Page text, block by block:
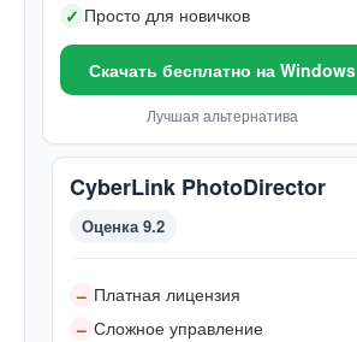
✓ Просто для новичков
Скачать бесплатно на Windows
Лучшая альтернатива
CyberLink PhotoDirector
Оценка 9.2
– Платная лицензия
– Сложное управление